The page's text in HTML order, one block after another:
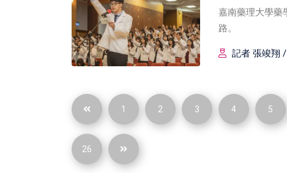
嘉南藥理大學藥
路。
記者 張竣翔
1 2 3 4 5
26